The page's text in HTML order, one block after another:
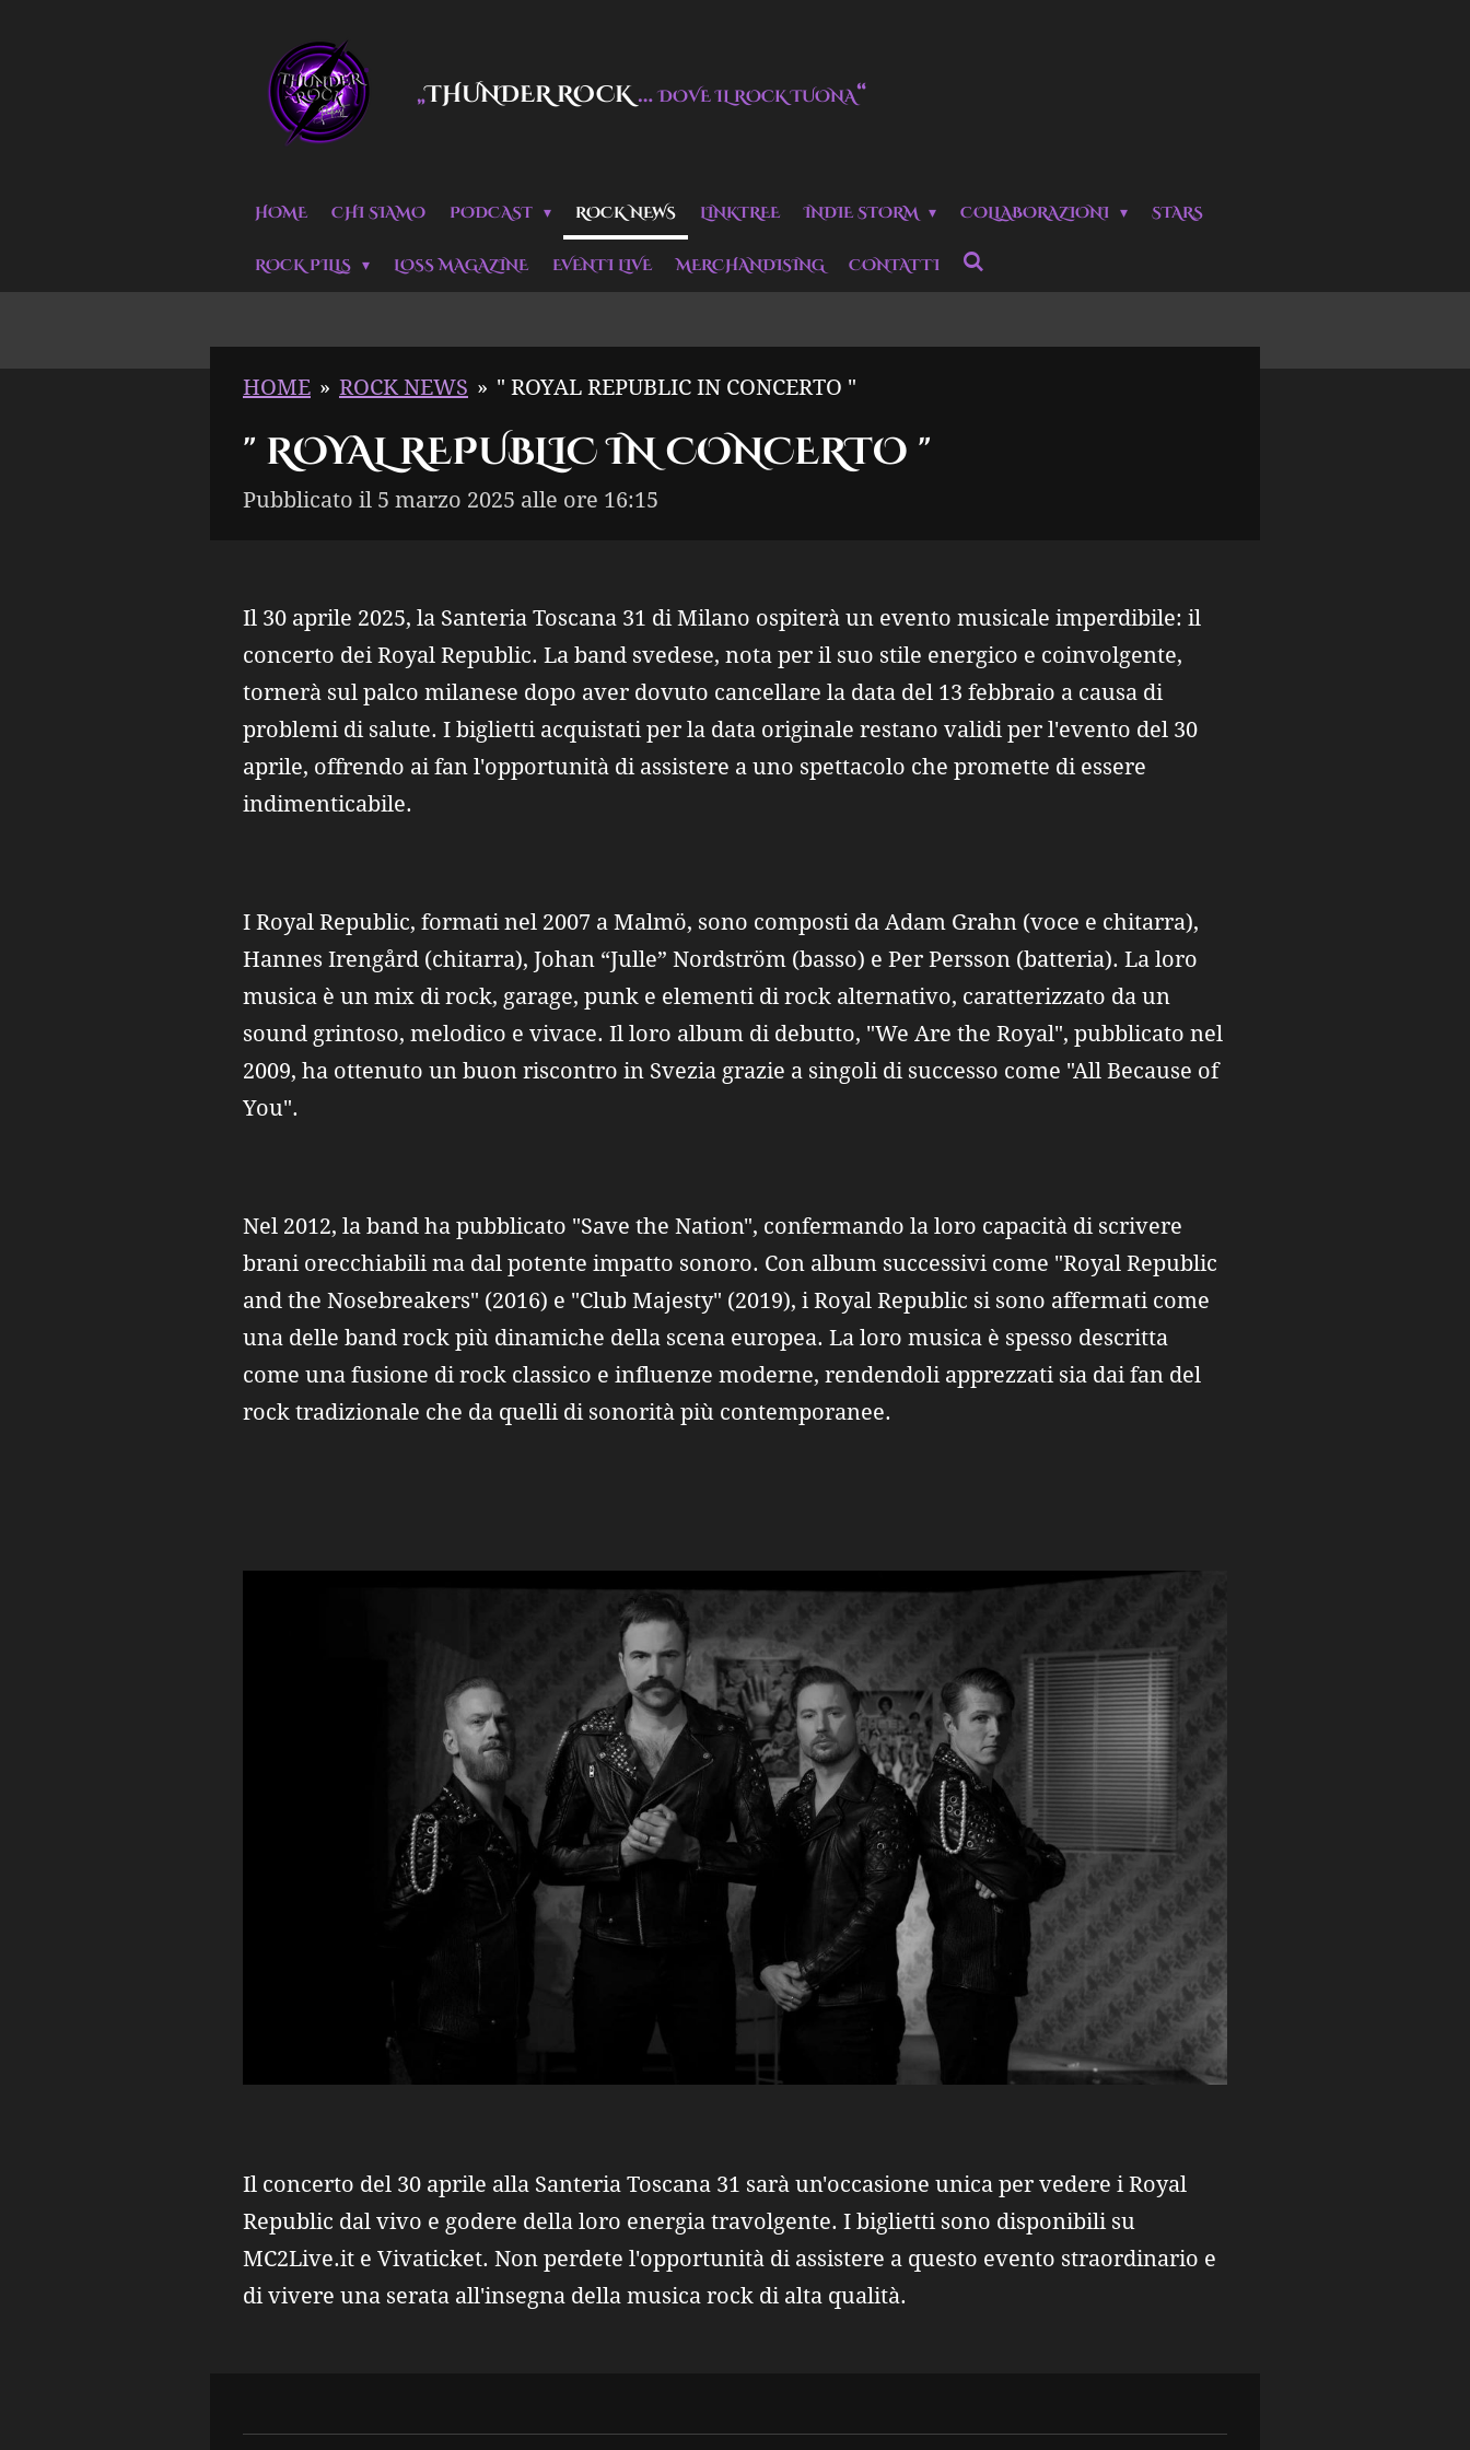
„THUNDER ROCK…DOVE IL ROCK TUONA“
HOME CHI SIAMO PODCAST ROCK NEWS LINKTREE INDIE STORM COLLABORAZIONI STARS
ROCK PILLS LOSS MAGAZINE EVENTI LIVE MERCHANDISING CONTATTI
HOME » ROCK NEWS » " ROYAL REPUBLIC IN CONCERTO "
" ROYAL REPUBLIC IN CONCERTO "
Pubblicato il 5 marzo 2025 alle ore 16:15
Il 30 aprile 2025, la Santeria Toscana 31 di Milano ospiterà un evento musicale imperdibile: il
concerto dei Royal Republic. La band svedese, nota per il suo stile energico e coinvolgente,
tornerà sul palco milanese dopo aver dovuto cancellare la data del 13 febbraio a causa di
problemi di salute. I biglietti acquistati per la data originale restano validi per l'evento del 30
aprile, offrendo ai fan l'opportunità di assistere a uno spettacolo che promette di essere
indimenticabile.
I Royal Republic, formati nel 2007 a Malmö, sono composti da Adam Grahn (voce e chitarra),
Hannes Irengård (chitarra), Johan “Julle” Nordström (basso) e Per Persson (batteria). La loro
musica è un mix di rock, garage, punk e elementi di rock alternativo, caratterizzato da un
sound grintoso, melodico e vivace. Il loro album di debutto, "We Are the Royal", pubblicato nel
2009, ha ottenuto un buon riscontro in Svezia grazie a singoli di successo come "All Because of
You".
Nel 2012, la band ha pubblicato "Save the Nation", confermando la loro capacità di scrivere
brani orecchiabili ma dal potente impatto sonoro. Con album successivi come "Royal Republic
and the Nosebreakers" (2016) e "Club Majesty" (2019), i Royal Republic si sono affermati come
una delle band rock più dinamiche della scena europea. La loro musica è spesso descritta
come una fusione di rock classico e influenze moderne, rendendoli apprezzati sia dai fan del
rock tradizionale che da quelli di sonorità più contemporanee.
Il concerto del 30 aprile alla Santeria Toscana 31 sarà un'occasione unica per vedere i Royal
Republic dal vivo e godere della loro energia travolgente. I biglietti sono disponibili su
MC2Live.it e Vivaticket. Non perdete l'opportunità di assistere a questo evento straordinario e
di vivere una serata all'insegna della musica rock di alta qualità.